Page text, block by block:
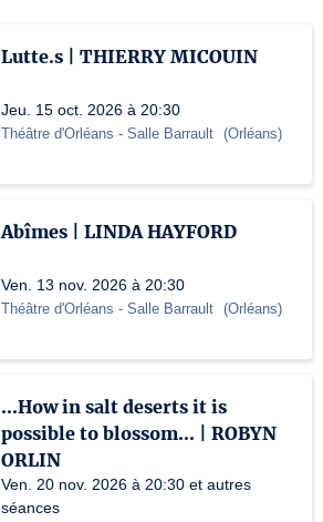
Lutte.s | THIERRY MICOUIN
Jeu. 15 oct. 2026 à 20:30
Théâtre d'Orléans - Salle Barrault (Orléans)
Abîmes | LINDA HAYFORD
Ven. 13 nov. 2026 à 20:30
Théâtre d'Orléans - Salle Barrault (Orléans)
...How in salt deserts it is
possible to blossom... | ROBYN
ORLIN
Ven. 20 nov. 2026 à 20:30 et autres
séances